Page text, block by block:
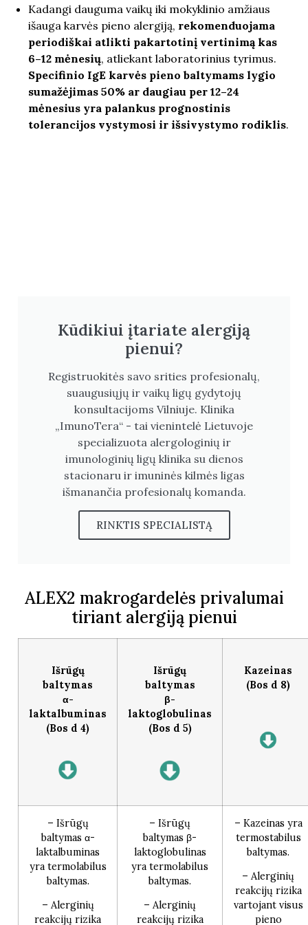
Kadangi dauguma vaikų iki mokyklinio amžiaus
išauga karvės pieno alergiją, rekomenduojama
periodiškai atlikti pakartotinį vertinimą kas
6–12 mėnesių, atliekant laboratorinius tyrimus.
Specifinio IgE karvės pieno baltymams lygio
sumažėjimas 50% ar daugiau per 12–24
mėnesius yra palankus prognostinis
tolerancijos vystymosi ir išsivystymo rodiklis.
Kūdikiui įtariate alergiją
pienui?
Registruokitės savo srities profesionalų,
suaugusiųjų ir vaikų ligų gydytojų
konsultacijoms Vilniuje. Klinika
„ImunoTera“ - tai vienintelė Lietuvoje
specializuota alergologinių ir
imunologinių ligų klinika su dienos
stacionaru ir imuninės kilmės ligas
išmanančia profesionalų komanda.
RINKTIS SPECIALISTĄ
ALEX2 makrogardelės privalumai
tiriant alergiją pienui
Išrūgų
baltymas
α-
laktalbuminas
(Bos d 4)
Išrūgų
baltymas
β-
laktoglobulinas
(Bos d 5)
Kazeinas
(Bos d 8)
– Išrūgų
baltymas α-
laktalbuminas
yra termolabilus
baltymas.
– Alerginių
reakcijų rizika
– Išrūgų
baltymas β-
laktoglobulinas
yra termolabilus
baltymas.
– Alerginių
reakcijų rizika
– Kazeinas yra
termostabilus
baltymas.
– Alerginių
reakcijų rizika
vartojant visus
pieno